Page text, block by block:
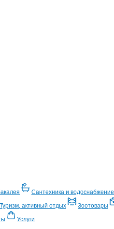
Сантехника и водоснабжение
Туризм, активный отдых Зоотовары
Услуги